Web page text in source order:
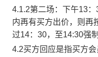
4.1.2第二场：下午13
内再有买方出价，则再
过14：30，至14:30强制
4.2买方回应是指买方